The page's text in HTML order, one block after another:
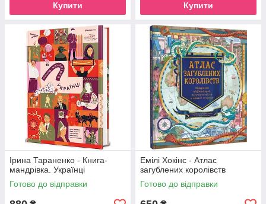
Купити Купити
Ірина Тараненко - Книга-
мандрівка. Українці
Готово до відправки
Емілі Хокінс - Атлас
загублених королівств
Готово до відправки